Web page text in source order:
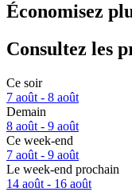
Économisez
Consultez les
Ce soir
7 août - 8 août
Demain
8 août - 9 août
Ce week-end
7 août - 9 août
Le week-end prochain
14 août - 16 août